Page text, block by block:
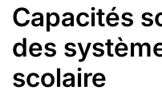
Capacités
des
scolaire